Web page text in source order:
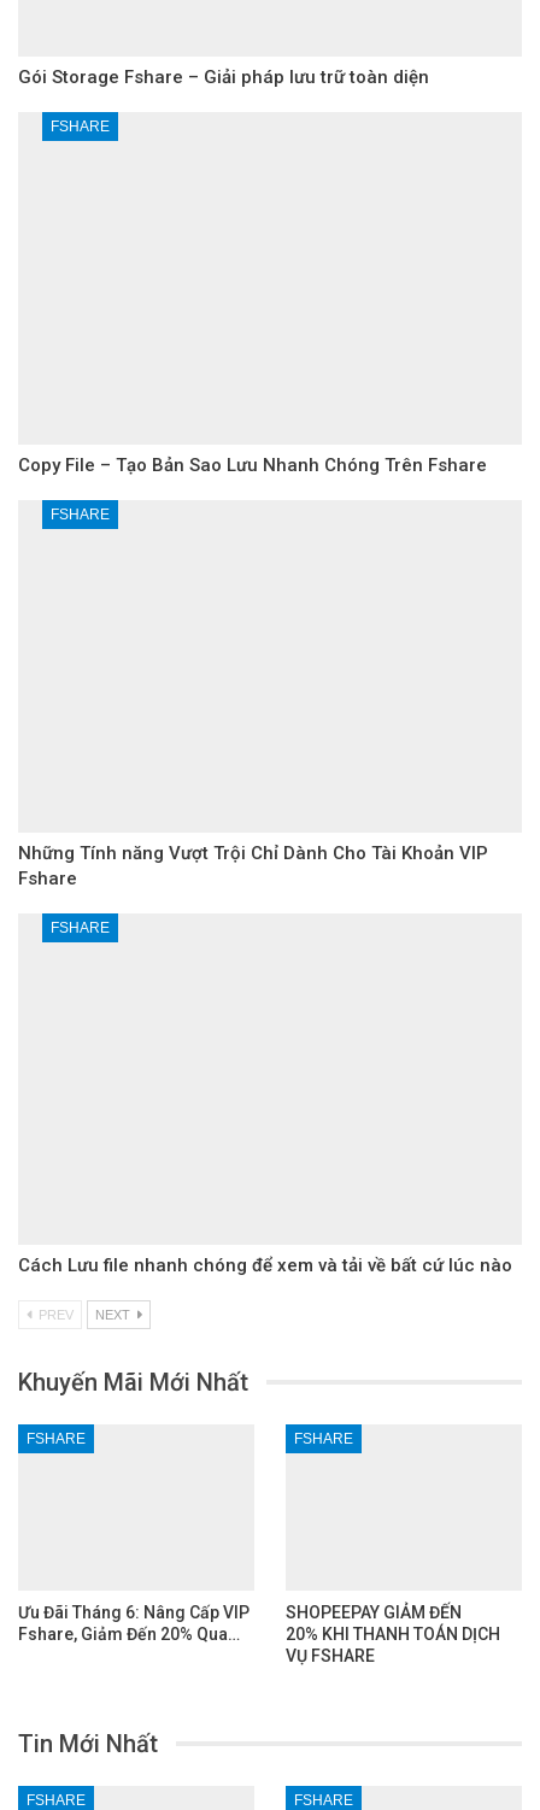
Gói Storage Fshare – Giải pháp lưu trữ toàn diện
FSHARE
Copy File – Tạo Bản Sao Lưu Nhanh Chóng Trên Fshare
FSHARE
Những Tính năng Vượt Trội Chỉ Dành Cho Tài Khoản VIP
Fshare
FSHARE
Cách Lưu file nhanh chóng để xem và tải về bất cứ lúc nào
PREV NEXT
Khuyến Mãi Mới Nhất
FSHARE
Ưu Đãi Tháng 6: Nâng Cấp VIP
Fshare, Giảm Đến 20% Qua…
FSHARE
SHOPEEPAY GIẢM ĐẾN
20% KHI THANH TOÁN DỊCH
VỤ FSHARE
Tin Mới Nhất
FSHARE FSHARE